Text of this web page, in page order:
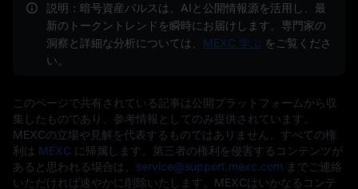
説明：暗号資産パルスは、AIと公開情報源を活用し、最
新のトークントレンドを瞬時にお届けします。専門家の
洞察と詳細な分析については、 MEXC 学ぶ をご覧くださ
い。
このページで共有されている記事は公開プラットフォームから収
集したものであり、参考情報としてのみ提供されています。
MEXCの立場や見解を代表するものではありません。すべての権
利は MEXC に帰属します。第三者の権利を侵害するコンテンツが
あると思われる場合は、 service@support.mexc.com までご連絡
いただければ速やかに削除いたします。MEXCはいかなるコンテ